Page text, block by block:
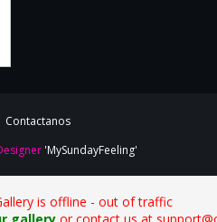
Contactanos
'MySundayFeeling'
is offline - out of traffic